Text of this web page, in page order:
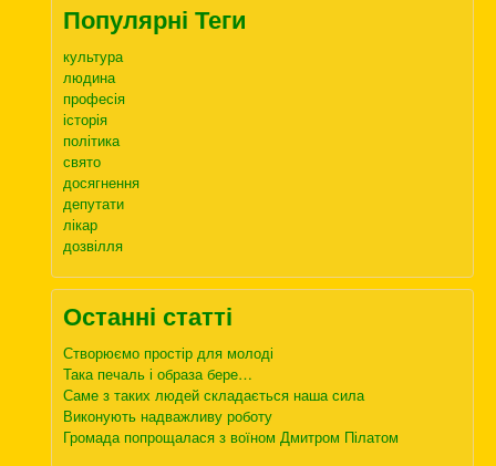
Популярні Теги
культура
людина
професія
історія
політика
свято
досягнення
депутати
лікар
дозвілля
Останні статті
Створюємо простір для молоді
Така печаль і образа бере…
Саме з таких людей складається наша сила
Виконують надважливу роботу
Громада попрощалася з воїном Дмитром Пілатом